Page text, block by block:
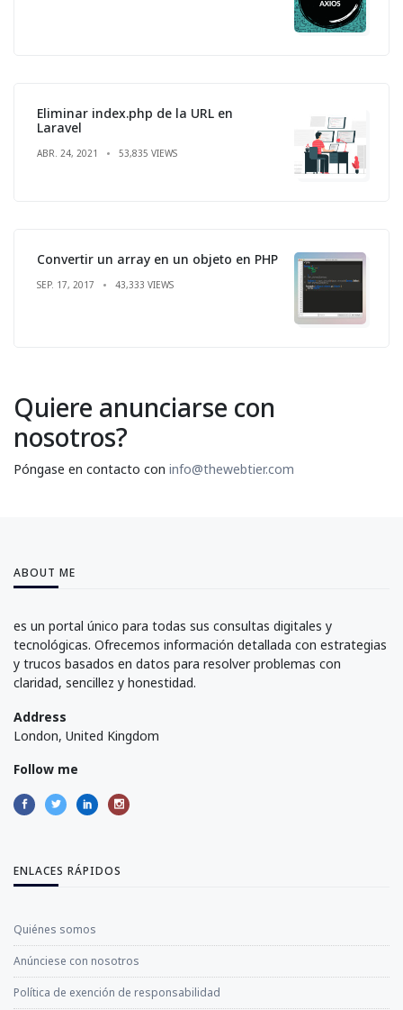
Eliminar index.php de la URL en
Laravel
ABR. 24, 2021 53,835 VIEWS
Convertir un array en un objeto en PHP
SEP. 17, 2017 43,333 VIEWS
Quiere anunciarse con
nosotros?
Póngase en contacto con info@thewebtier.com
ABOUT ME
es un portal único para todas sus consultas digitales y
tecnológicas. Ofrecemos información detallada con estrategias
y trucos basados en datos para resolver problemas con
claridad, sencillez y honestidad.
Address
London, United Kingdom
Follow me
ENLACES RÁPIDOS
Quiénes somos
Anúnciese con nosotros
Política de exención de responsabilidad